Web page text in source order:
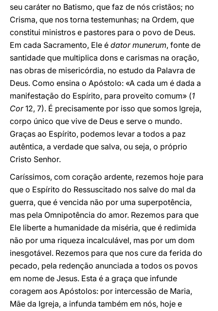
seu caráter no Batismo, que faz de nós cristãos; no
Crisma, que nos torna testemunhas; na Ordem, que
constitui ministros e pastores para o povo de Deus.
Em cada Sacramento, Ele é dator munerum, fonte de
santidade que multiplica dons e carismas na oração,
nas obras de misericórdia, no estudo da Palavra de
Deus. Como ensina o Apóstolo: «A cada um é dada a
manifestação do Espírito, para proveito comum» (1
Cor12, 7). É precisamente por isso que somos Igreja,
corpo único que vive de Deus e serve o mundo.
Graças ao Espírito, podemos levar a todos a paz
autêntica, a verdade que salva, ou seja, o próprio
Cristo Senhor.
Caríssimos, com coração ardente, rezemos hoje para
que o Espírito do Ressuscitado nos salve do mal da
guerra, que é vencida não por uma superpotência,
mas pela Omnipotência do amor. Rezemos para que
Ele liberte a humanidade da miséria, que é redimida
não por uma riqueza incalculável, mas por um dom
inesgotável. Rezemos para que nos cure da ferida do
pecado, pela redenção anunciada a todos os povos
em nome de Jesus. Esta é a graça que infunde
coragem aos Apóstolos: por intercessão de Maria,
Mãe da Igreja, a infunda também em nós, hoje e